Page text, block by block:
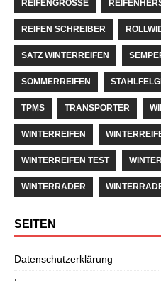
REIFENGRÖSSE
REIFEN SCHREIBER
SATZ WINTERREIFEN
SOMMERREIFEN
TPMS TRANSPORTER
WINTERREIFEN
WINTERREIFEN TEST
WINTERRÄDER
SEITEN
Datenschutzerklärung